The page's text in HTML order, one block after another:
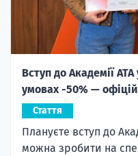
Вступ до Академії
умовах -50% —
Стаття
Плануєте вступ до
можна зробити на